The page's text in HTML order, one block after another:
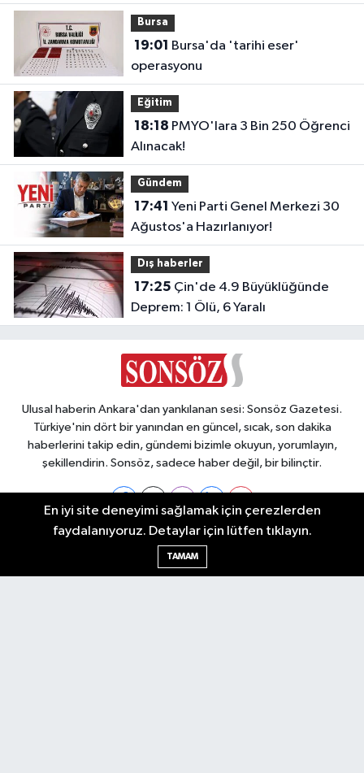
Bursa
19:01
operasyonu
Eğitim
18:18
Alınacak!
Gündem
17:41
Ağustos'a Hazırlanıyor!
Dış haberler
17:25
Deprem: 1 Ölü, 6 Yaralı
Ulusal haberin Ankara'dan yankılanan sesi: Sonsöz Gazetesi.
Türkiye'nin dört bir yanından en güncel, sıcak, son dakika
haberlerini takip edin, gündemi bizimle okuyun, yorumlayın,
şekillendirin. Sonsöz, sadece haber değil, bir bilinçtir.
Ankara Nöbetçi Eczaneler
En iyi site deneyimi sağlamak için çerezlerden
faydalanıyoruz. Detaylar için lütfen tıklayın.
TAMAM